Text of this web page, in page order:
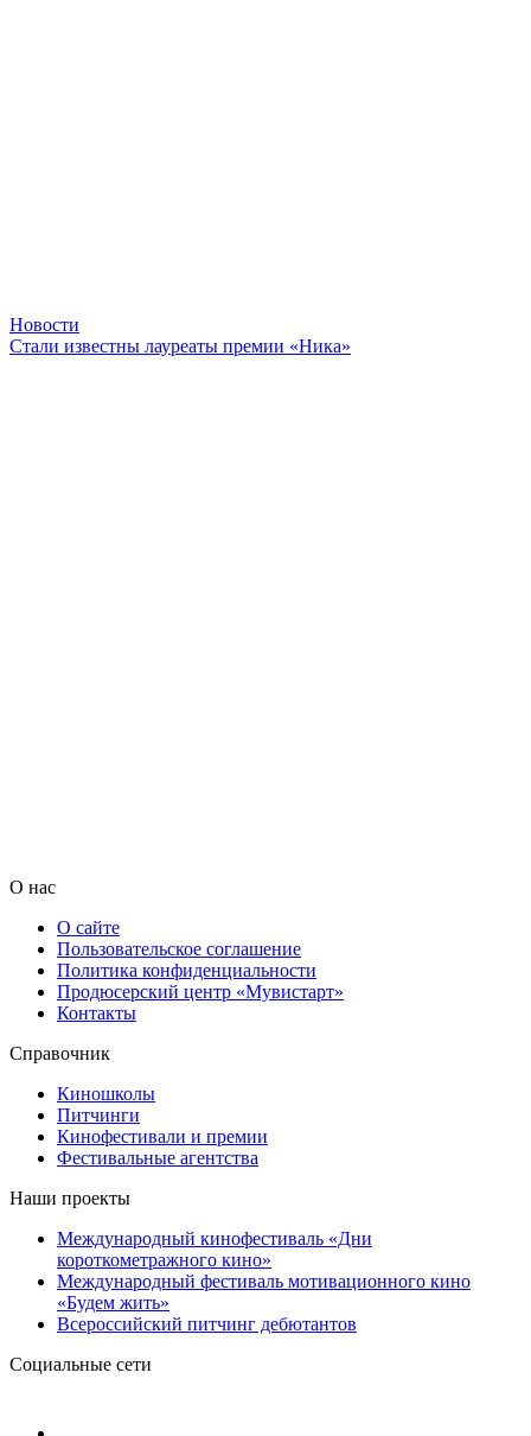
Новости
Стали известны лауреаты премии «Ника»
О нас
О сайте
Пользовательское соглашение
Политика конфиденциальности
Продюсерский центр «Мувистарт»
Контакты
Справочник
Киношколы
Питчинги
Кинофестивали и премии
Фестивальные агентства
Наши проекты
Международный кинофестиваль «Дни
короткометражного кино»
Международный фестиваль мотивационного кино
«Будем жить»
Всероссийский питчинг дебютантов
Социальные сети